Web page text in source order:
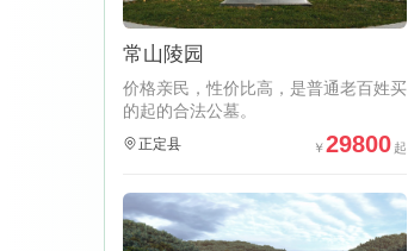
常山陵园
价格亲民，性价比高，是普通老百姓买
的起的合法公墓。
正定县 29800